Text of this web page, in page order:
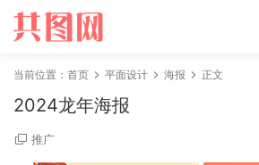
当前位置： 首页 平面设计 海报 正文
2024龙年海报
推广